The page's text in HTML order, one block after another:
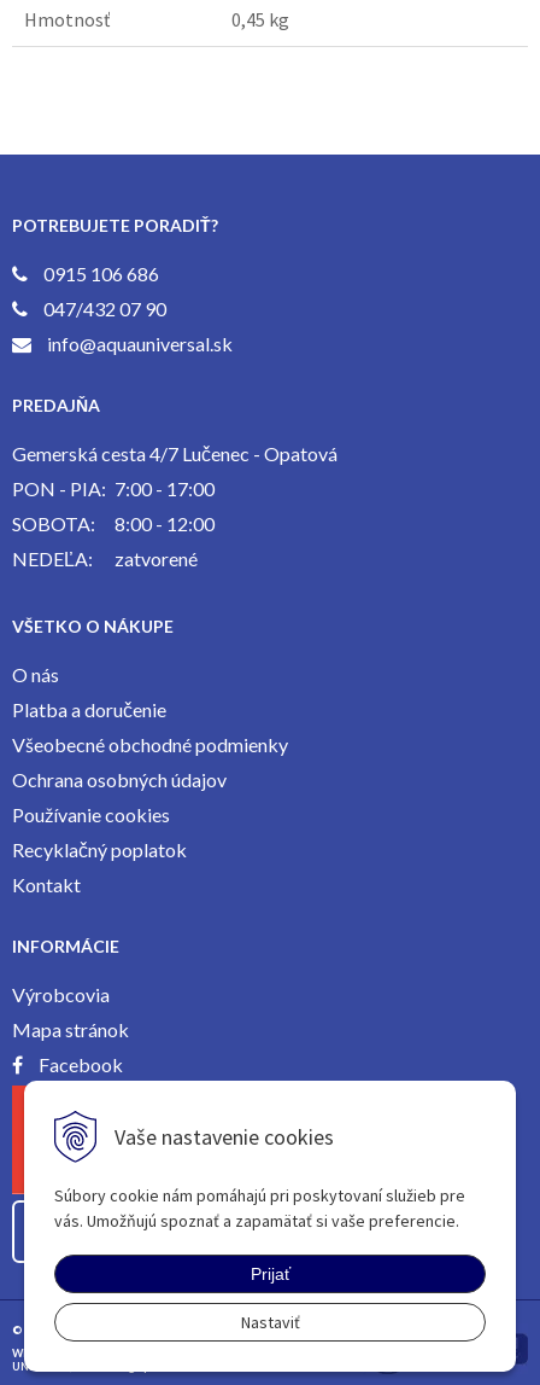
Vaše nastavenie cookies
Súbory cookie nám pomáhajú pri poskytovaní služieb pre
vás. Umožňujú spoznať a zapamätať si vaše preferencie.
Prijať
Nastaviť
Hmotnosť 0,45 kg
POTREBUJETE PORADIŤ?
0915 106 686
047/432 07 90
info@aquauniversal.sk
PREDAJŇA
Gemerská cesta 4/7 Lučenec - Opatová
PON - PIA: 7:00 - 17:00
SOBOTA:
8:00 - 12:00
NEDEĽA:
zatvorené
VŠETKO O NÁKUPE
O nás
Platba a doručenie
Všeobecné obchodné podmienky
Ochrana osobných údajov
Používanie cookies
Recyklačný poplatok
Kontakt
INFORMÁCIE
Výrobcovia
Mapa stránok
Facebook
Odstúpiť od zmluvy tu
© 2026 | All rights reServed
WEBDESIGN BY
UNIobchod